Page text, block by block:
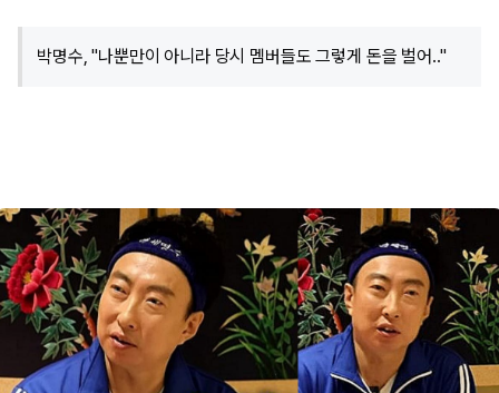
박명수, "나뿐만이 아니라 당시 멤버들도 그렇게 돈을 벌어.."